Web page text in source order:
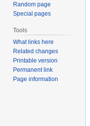
Random page
Special pages
Tools
What links here
Related changes
Printable version
Permanent link
Page information